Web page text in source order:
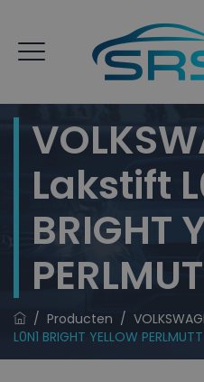
Lakstift
BRIGHT
/ Producten /
L0N1 BRIGHT YELLOW